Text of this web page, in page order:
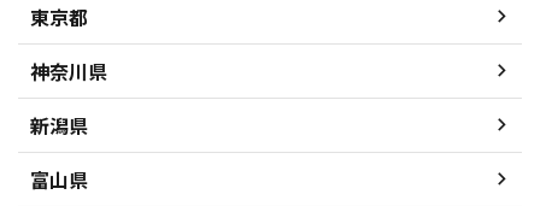
東京都
神奈川県
新潟県
富山県